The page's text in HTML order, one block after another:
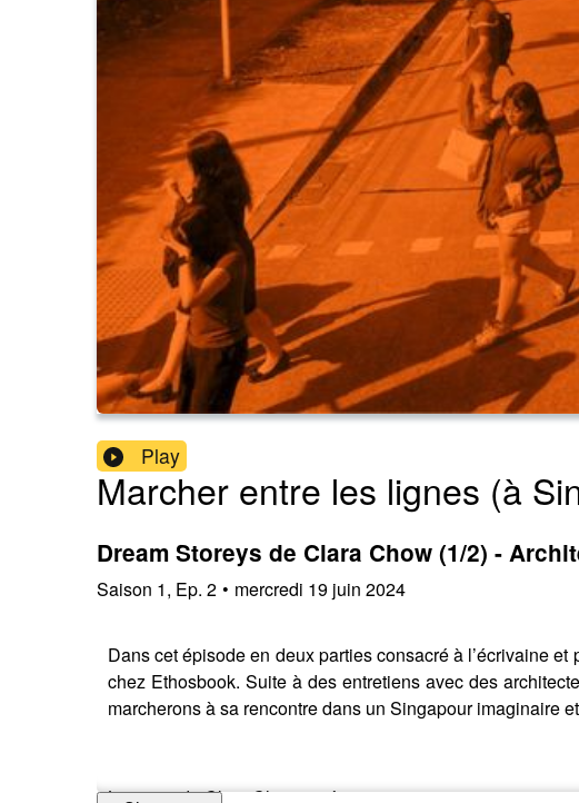
Play
Marcher entre les lignes (à
Dream Storeys de Clara Chow (1/2) -
Saison 1, Ep. 2 • mercredi 19 juin 2024
Dans cet épisode en deux parties consacré à l’écrivaine
chez Ethosbook. Suite à des entretiens avec des
marcherons à sa rencontre dans un Singapour imaginaire
L'oeuvre de Clara Chow est à retrouver ici: